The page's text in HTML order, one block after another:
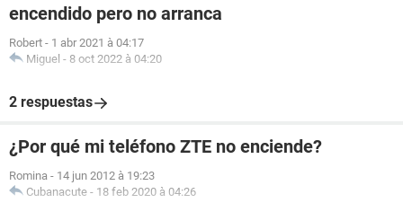
encendido pero no arranca
Robert - 1 abr 2021 à 04:17
Miguel - 8 oct 2022 à 04:20
2 respuestas
¿Por qué mi teléfono ZTE no enciende?
Romina - 14 jun 2012 à 19:23
Cubanacute - 18 feb 2020 à 04:26